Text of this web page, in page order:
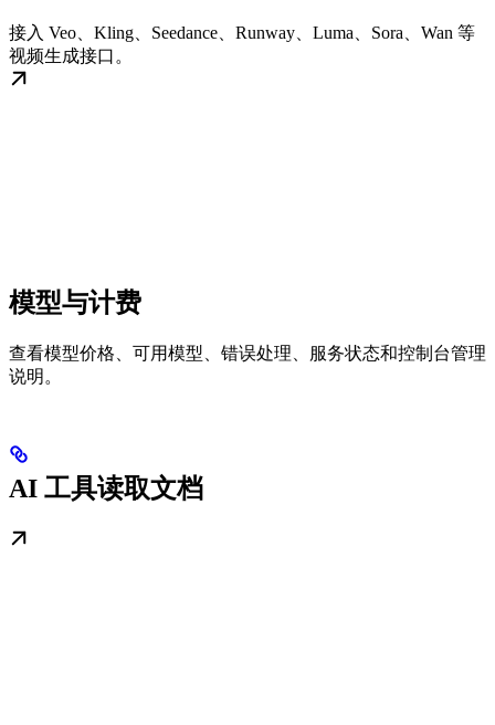
接入 Veo、Kling、Seedance、Runway、Luma、Sora、Wan 等
视频生成接口。
模型与计费
查看模型价格、可用模型、错误处理、服务状态和控制台管理
说明。
AI 工具读取文档